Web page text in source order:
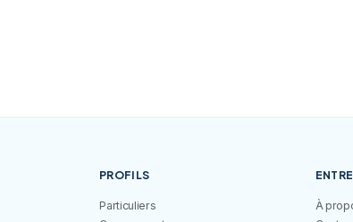
PROFILS
Particuliers
À